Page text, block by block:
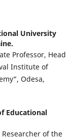
University
Professor, Head
Institute of
Odesa,
Educational
of the